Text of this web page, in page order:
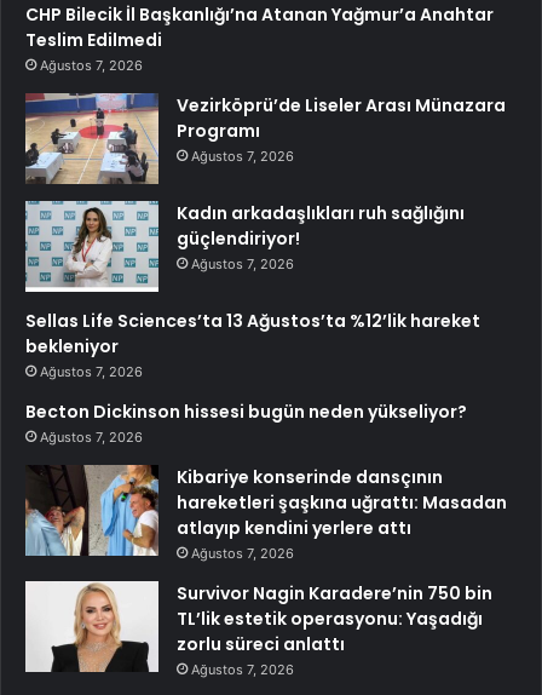
CHP Bilecik İl Başkanlığı’na Atanan Yağmur’a Anahtar
Teslim Edilmedi
Ağustos 7, 2026
Vezirköprü’de Liseler Arası Münazara
Programı
Ağustos 7, 2026
Kadın arkadaşlıkları ruh sağlığını
güçlendiriyor!
Ağustos 7, 2026
Sellas Life Sciences’ta 13 Ağustos’ta %12’lik hareket
bekleniyor
Ağustos 7, 2026
Becton Dickinson hissesi bugün neden yükseliyor?
Ağustos 7, 2026
Kibariye konserinde dansçının
hareketleri şaşkına uğrattı: Masadan
atlayıp kendini yerlere attı
Ağustos 7, 2026
Survivor Nagin Karadere’nin 750 bin
TL’lik estetik operasyonu: Yaşadığı
zorlu süreci anlattı
Ağustos 7, 2026